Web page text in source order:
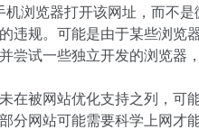
浏览器打开该网址，而不是
违规。可能是由于某些浏览
尝试一些独立开发的浏览器
在被网站优化支持之列，可
分网站可能需要科学上网才